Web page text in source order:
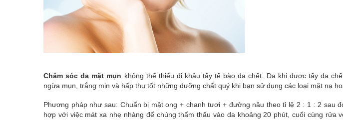
Chăm sóc da mặt mụn không thể thiếu đi khâu tẩy tế bào da chết. Da khi được tẩy da
ngừa mụn, trắng mịn và hấp thụ tốt những dưỡng chất quý khi bạn sử dụng các loại mặt nạ
Phương pháp như sau: Chuẩn bị mật ong + chanh tươi + đường nâu theo tỉ lệ 2 : 1 : 2 sau
hợp với việc mát xa nhẹ nhàng để chúng thẩm thấu vào da khoảng 20 phút, cuối cùng rửa